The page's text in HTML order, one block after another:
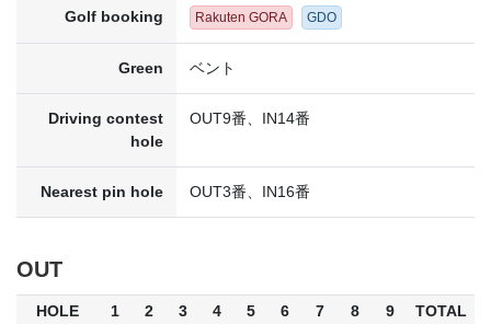
Golf booking Rakuten GORA GDO
Green ベント
Driving contest
hole
OUT9番、IN14番
Nearest pin hole OUT3番、IN16番
OUT
HOLE 1 2 3 4 5 6 7 8 9
TOTAL